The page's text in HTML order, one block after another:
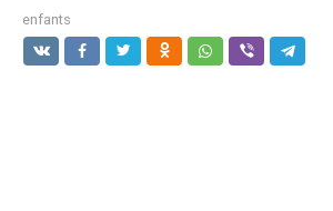
enfants